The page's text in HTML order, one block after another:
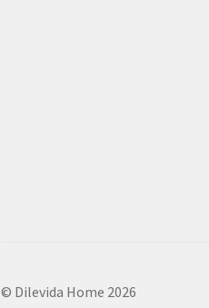
© Dilevida Home 2026